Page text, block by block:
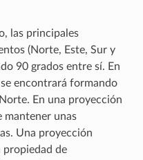
las principales
(Norte, Este, Sur y
90 grados entre sí. En
encontrará formando
En una proyección
mantener unas
Una proyección
propiedad de